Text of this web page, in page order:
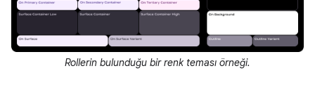
Rollerin bulunduğu bir renk teması örneği.